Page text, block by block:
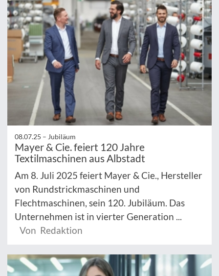
08.07.25 – Jubiläum
Mayer & Cie. feiert 120 Jahre
Textilmaschinen aus Albstadt
Am 8. Juli 2025 feiert Mayer & Cie., Hersteller
von Rundstrickmaschinen und
Flechtmaschinen, sein 120. Jubiläum. Das
Unternehmen ist in vierter Generation ...
Von Redaktion